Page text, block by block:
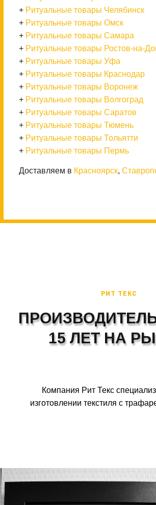
+ Ритуальные товары Челябинск
+ Ритуальные товары Омск
+ Ритуальные товары Самара
+ Ритуальные товары Ростов-на-
+ Ритуальные товары Уфа
+ Ритуальные товары Краснодар
+ Ритуальные товары Воронеж
+ Ритуальные товары Волгоград
+ Ритуальные товары Саратов
+ Ритуальные товары Тюмень
+ Ритуальные товары Тольятти
+ Ритуальные товары Пермь
Доставляем в Красноярск,
РИТ ТЕКС
ПРОИЗВОДИТЕЛЬ
15 ЛЕТ НА
Компания Рит Текс
изготовлении текстиля с